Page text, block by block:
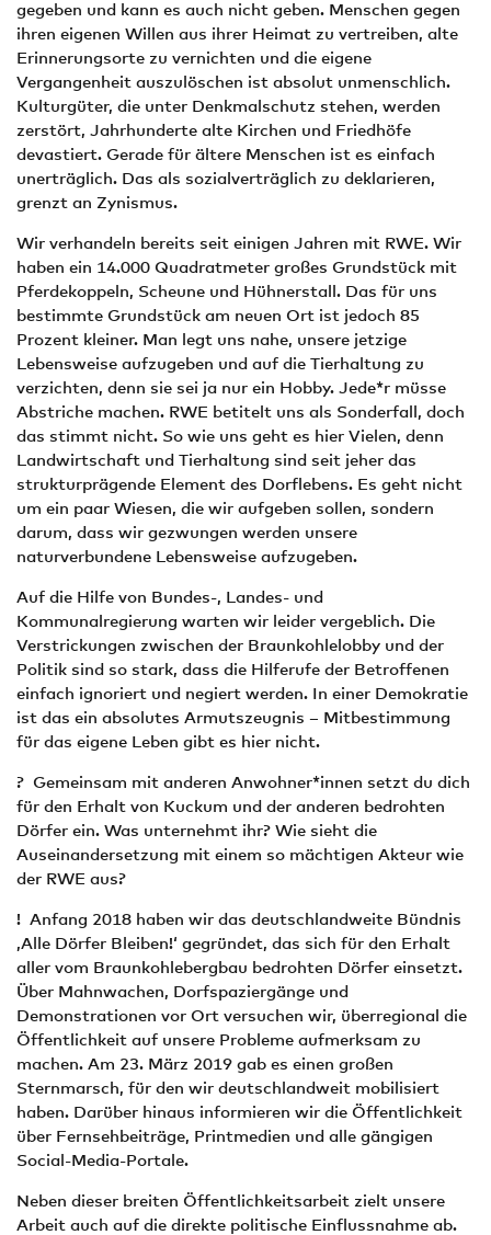
gegeben und kann es auch nicht geben. Menschen gegen
ihren eigenen Willen aus ihrer Heimat zu vertreiben, alte
Erinnerungsorte zu vernichten und die eigene
Vergangenheit auszulöschen ist absolut unmenschlich.
Kulturgüter, die unter Denkmalschutz stehen, werden
zerstört, Jahrhunderte alte Kirchen und Friedhöfe
devastiert. Gerade für ältere Menschen ist es einfach
unerträglich. Das als sozialverträglich zu deklarieren,
grenzt an Zynismus.
Wir verhandeln bereits seit einigen Jahren mit RWE. Wir
haben ein 14.000 Quadratmeter großes Grundstück mit
Pferdekoppeln, Scheune und Hühnerstall. Das für uns
bestimmte Grundstück am neuen Ort ist jedoch 85
Prozent kleiner. Man legt uns nahe, unsere jetzige
Lebensweise aufzugeben und auf die Tierhaltung zu
verzichten, denn sie sei ja nur ein Hobby. Jede*r müsse
Abstriche machen. RWE betitelt uns als Sonderfall, doch
das stimmt nicht. So wie uns geht es hier Vielen, denn
Landwirtschaft und Tierhaltung sind seit jeher das
strukturprägende Element des Dorflebens. Es geht nicht
um ein paar Wiesen, die wir aufgeben sollen, sondern
darum, dass wir gezwungen werden unsere
naturverbundene Lebensweise aufzugeben.
Auf die Hilfe von Bundes-, Landes- und
Kommunalregierung warten wir leider vergeblich. Die
Verstrickungen zwischen der Braunkohlelobby und der
Politik sind so stark, dass die Hilferufe der Betroffenen
einfach ignoriert und negiert werden. In einer Demokratie
ist das ein absolutes Armutszeugnis – Mitbestimmung
für das eigene Leben gibt es hier nicht.
? Gemeinsam mit anderen An­wohner*innen setzt du dich
für den Erhalt von Kuckum und der anderen bedrohten
Dörfer ein. Was unternehmt ihr? Wie sieht die
Auseinandersetzung mit einem so mächtigen Akteur wie
der RWE aus?
! Anfang 2018 haben wir das deutschlandweite Bündnis
‚Alle Dörfer Bleiben!‘ gegründet, das sich für den Erhalt
aller vom Braunkohlebergbau bedrohten Dörfer einsetzt.
Über Mahnwachen, Dorfspaziergänge und
Demonstrationen vor Ort versuchen wir, überregional die
Öffentlichkeit auf unsere Probleme aufmerksam zu
machen. Am 23. März 2019 gab es einen großen
Sternmarsch, für den wir deutschlandweit mobilisiert
haben. Darüber hinaus informieren wir die Öffentlichkeit
über Fernsehbeiträge, Printmedien und alle gängigen
Social-Media-Portale.
Neben dieser breiten Öffentlichkeitsarbeit zielt unsere
Arbeit auch auf die direkte politische Einflussnahme ab.